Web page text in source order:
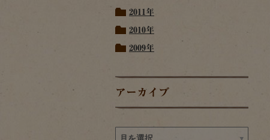
2011年
2010年
2009年
アーカイブ